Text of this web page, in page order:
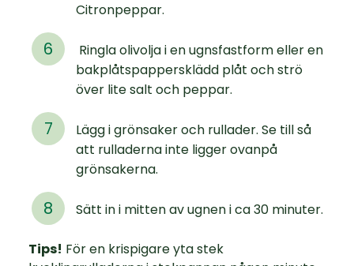
Citronpeppar.
Ringla olivolja i en ugnsfastform eller en
bakplåtspappersklädd plåt och strö
över lite salt och peppar.
Lägg i grönsaker och rullader. Se till så
att rulladerna inte ligger ovanpå
grönsakerna.
Sätt in i mitten av ugnen i ca 30 minuter.
Tips! För en krispigare yta stek